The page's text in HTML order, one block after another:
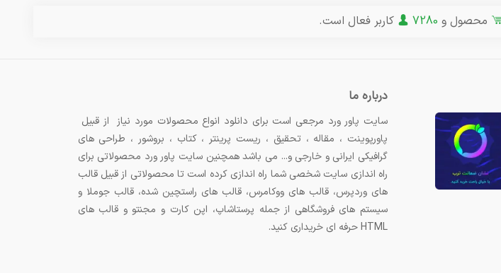
محصول و 7280 کاربر فعال است.
درباره ما
سایت پاور ورد مرجعی است برای دانلود انواع محصولات مورد نیاز از قبیل
پاورپوینت ، مقاله ، تحقیق ، ریست پرینتر ، کتاب ، بروشور ، طراحی های
گرافیکی ایرانی و خارجی و... می باشد همچنین سایت پاور ورد محصولاتی برای
راه اندازی سایت شخصی شما راه اندازی کرده است تا محصولاتی از قبیل قالب
های وردپرس، قالب های ووکامرس، قالب های راستچین شده، قالب جوملا و
سیستم های فروشگاهی از جمله پرستاشاپ، اپن کارت و مجنتو و قالب های
HTML حرفه ای خریداری کنید.